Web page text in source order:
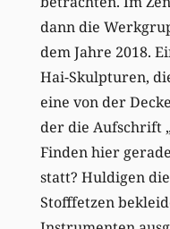
dann die
dem Jahre 2018.
Hai-Skulpturen,
eine von der
der die Aufschrift
Finden hier
statt? Huldigen
Stofffetzen